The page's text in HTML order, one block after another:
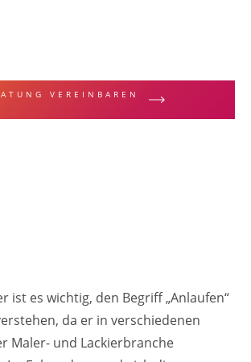
VEREINBAREN
ist es wichtig, den Begriff „Anlaufen“
da er in verschiedenen
Maler- und Lackierbranche